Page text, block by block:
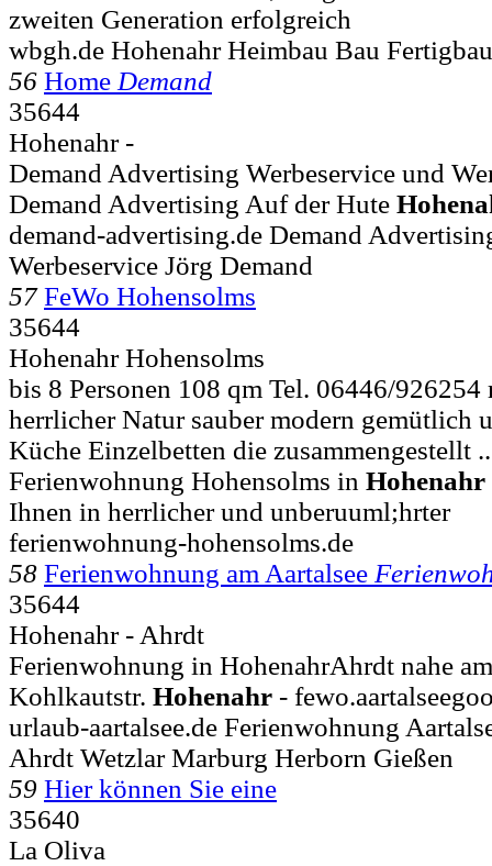
zweiten Generation erfolgreich
wbgh.de Hohenahr Heimbau Bau Fertigbau
56 Home Demand
35644
Hohenahr -
Demand Advertising Werbeservice und
Demand Advertising Auf der Hute
demand-advertising.de Demand
Werbeservice Jörg Demand
57 FeWo Hohensolms
35644
Hohenahr Hohensolms
bis 8 Personen 108 qm Tel. 06446/
herrlicher Natur sauber modern gemütlich
Küche Einzelbetten die zusammengestellt
Ferienwohnung Hohensolms in Hohenahr
Ihnen in herrlicher und unberuuml;hrter
ferienwohnung-hohensolms.de
58 Ferienwohnung am Aartalsee
35644
Hohenahr - Ahrdt
Ferienwohnung in HohenahrAhrdt nahe
Kohlkautstr. Hohenahr -
urlaub-aartalsee.de Ferienwohnung
Ahrdt Wetzlar Marburg Herborn Gießen
59 Hier können Sie eine
35640
La Oliva